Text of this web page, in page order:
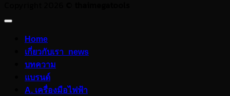
Home
เกี่ยวกับเรา_news
บทความ
แบรนด์
A. เครื่องมือไฟฟ้า